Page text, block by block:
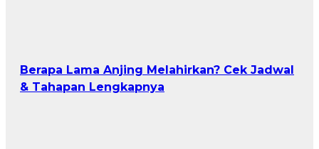
Berapa Lama Anjing Melahirkan? Cek Jadwal
& Tahapan Lengkapnya